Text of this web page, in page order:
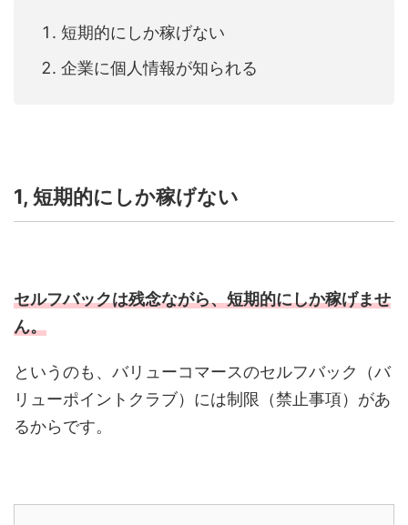
短期的にしか稼げない
企業に個人情報が知られる
1, 短期的にしか稼げない
セルフバックは残念ながら、短期的にしか稼げませ
ん。
というのも、バリューコマースのセルフバック（バ
リューポイントクラブ）には制限（禁止事項）があ
るからです。